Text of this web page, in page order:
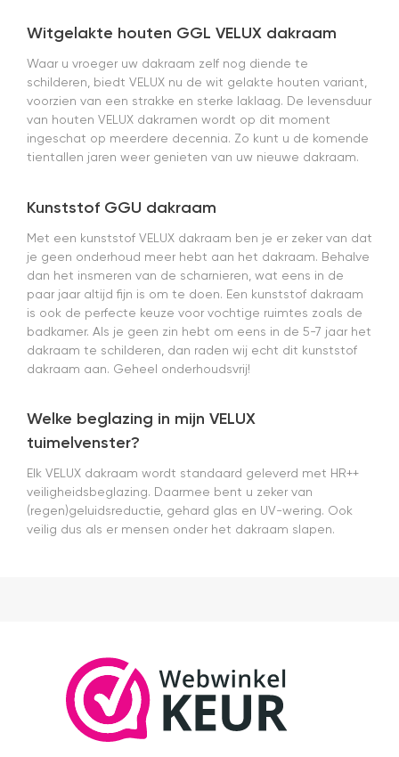
Witgelakte houten GGL VELUX dakraam
Waar u vroeger uw dakraam zelf nog diende te
schilderen, biedt VELUX nu de wit gelakte houten variant,
voorzien van een strakke en sterke laklaag. De levensduur
van houten VELUX dakramen wordt op dit moment
ingeschat op meerdere decennia. Zo kunt u de komende
tientallen jaren weer genieten van uw nieuwe dakraam.
Kunststof GGU dakraam
Met een kunststof VELUX dakraam ben je er zeker van dat
je geen onderhoud meer hebt aan het dakraam. Behalve
dan het insmeren van de scharnieren, wat eens in de
paar jaar altijd fijn is om te doen. Een kunststof dakraam
is ook de perfecte keuze voor vochtige ruimtes zoals de
badkamer. Als je geen zin hebt om eens in de 5-7 jaar het
dakraam te schilderen, dan raden wij echt dit kunststof
dakraam aan. Geheel onderhoudsvrij!
Welke beglazing in mijn VELUX
tuimelvenster?
Elk VELUX dakraam wordt standaard geleverd met HR++
veiligheidsbeglazing. Daarmee bent u zeker van
(regen)geluidsreductie, gehard glas en UV-wering. Ook
veilig dus als er mensen onder het dakraam slapen.